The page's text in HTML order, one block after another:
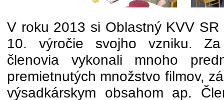
V roku 2013 si Oblastný KVV
10. výročie svojho vzniku.
členovia vykonali mnoho
premietnutých množstvo filmov,
výsadkárskym obsahom ap.